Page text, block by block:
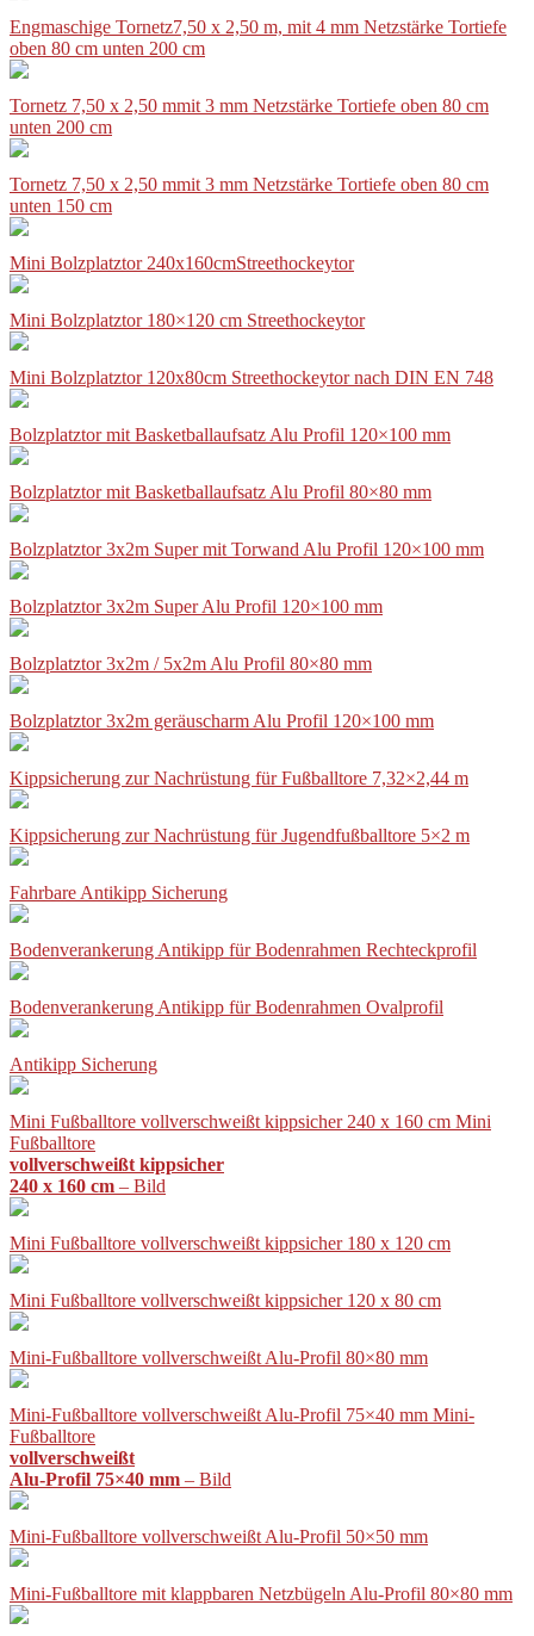
Engmaschige Tornetz7,50 x 2,50 m, mit 4 mm Netzstärke Tortiefe
oben 80 cm unten 200 cm
Tornetz 7,50 x 2,50 mmit 3 mm Netzstärke Tortiefe oben 80 cm
unten 200 cm
Tornetz 7,50 x 2,50 mmit 3 mm Netzstärke Tortiefe oben 80 cm
unten 150 cm
Mini Bolzplatztor 240x160cmStreethockeytor
Mini Bolzplatztor 180×120 cm Streethockeytor
Mini Bolzplatztor 120x80cm Streethockeytor nach DIN EN 748
Bolzplatztor mit Basketballaufsatz Alu Profil 120×100 mm
Bolzplatztor mit Basketballaufsatz Alu Profil 80×80 mm
Bolzplatztor 3x2m Super mit Torwand Alu Profil 120×100 mm
Bolzplatztor 3x2m Super Alu Profil 120×100 mm
Bolzplatztor 3x2m / 5x2m Alu Profil 80×80 mm
Bolzplatztor 3x2m geräuscharm Alu Profil 120×100 mm
Kippsicherung zur Nachrüstung für Fußballtore 7,32×2,44 m
Kippsicherung zur Nachrüstung für Jugendfußballtore 5×2 m
Fahrbare Antikipp Sicherung
Bodenverankerung Antikipp für Bodenrahmen Rechteckprofil
Bodenverankerung Antikipp für Bodenrahmen Ovalprofil
Antikipp Sicherung
Mini Fußballtore vollverschweißt kippsicher 240 x 160 cm Mini
Fußballtore
vollverschweißt kippsicher
240 x 160 cm – Bild
Mini Fußballtore vollverschweißt kippsicher 180 x 120 cm
Mini Fußballtore vollverschweißt kippsicher 120 x 80 cm
Mini-Fußballtore vollverschweißt Alu-Profil 80×80 mm
Mini-Fußballtore vollverschweißt Alu-Profil 75×40 mm Mini-
Fußballtore
vollverschweißt
Alu-Profil 75×40 mm – Bild
Mini-Fußballtore vollverschweißt Alu-Profil 50×50 mm
Mini-Fußballtore mit klappbaren Netzbügeln Alu-Profil 80×80 mm